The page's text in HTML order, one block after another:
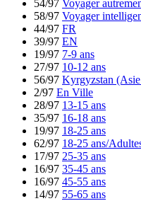
54/97 Voyager
58/97 Voyager
44/97 FR
39/97 EN
19/97 7-9 ans
27/97 10-12 ans
56/97 Kyrgyzstan
2/97 En Ville
28/97 13-15 ans
35/97 16-18 ans
19/97 18-25 ans
62/97 18-25 ans/
17/97 25-35 ans
16/97 35-45 ans
16/97 45-55 ans
14/97 55-65 ans